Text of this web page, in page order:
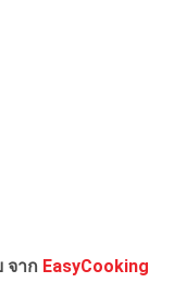
จาก EasyCooking